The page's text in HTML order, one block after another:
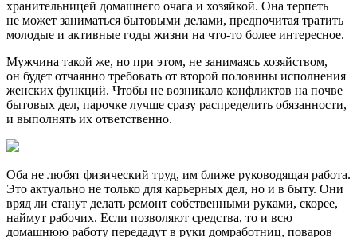
хранительницей домашнего очага и хозяйкой. Она терпеть
не может заниматься бытовыми делами, предпочитая тратить
молодые и активные годы жизни на что-то более интересное.
Мужчина такой же, но при этом, не занимаясь хозяйством,
он будет отчаянно требовать от второй половины исполнения
женских функций. Чтобы не возникало конфликтов на почве
бытовых дел, парочке лучше сразу распределить обязанности,
и выполнять их ответственно.
Оба не любят физический труд, им ближе руководящая работа.
Это актуально не только для карьерных дел, но и в быту. Они
вряд ли станут делать ремонт собственными руками, скорее,
наймут рабочих. Если позволяют средства, то и всю
домашнюю работу передадут в руки домработниц, поваров